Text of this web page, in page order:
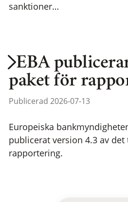
sanktioner…
EBA
paket för
Publicerad 2026-07-13
Europeiska
publicerat version 4.3 av
rapportering.